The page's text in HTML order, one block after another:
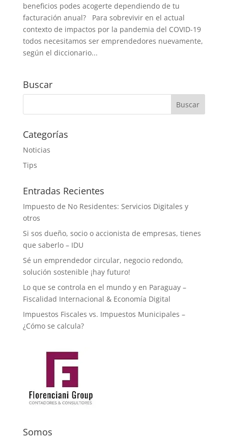
beneficios podes acogerte dependiendo de tu
facturación anual? Para sobrevivir en el actual
contexto de impactos por la pandemia del COVID-19
todos necesitamos ser emprendedores nuevamente,
según el diccionario...
Buscar
Categorías
Noticias
Tips
Entradas Recientes
Impuesto de No Residentes: Servicios Digitales y
otros
Si sos dueño, socio o accionista de empresas, tienes
que saberlo – IDU
Sé un emprendedor circular, negocio redondo,
solución sostenible ¡hay futuro!
Lo que se controla en el mundo y en Paraguay –
Fiscalidad Internacional & Economía Digital
Impuestos Fiscales vs. Impuestos Municipales –
¿Cómo se calcula?
Somos